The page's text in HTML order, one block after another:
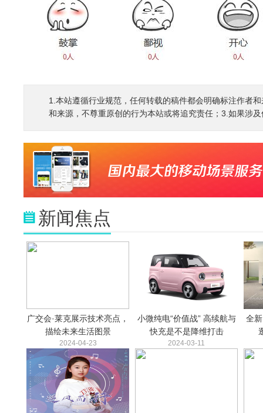
1.本站遵循行业规范，任何转载的稿件都会明确标注作者
和来源，不尊重原创的行为本站或将追究责任；3.如果涉
新闻焦点
广交会·莱克展示技术亮点，
描绘未来生活图景
2024-04-23
小微纯电“价值战” 高续航与
快充是不是降维打击
2024-03-11
全